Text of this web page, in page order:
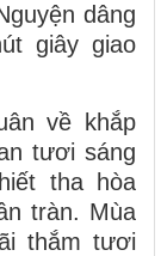
dâng
giây giao
về khắp
tươi sáng
tha hòa
tràn. Mùa
thắm tươi